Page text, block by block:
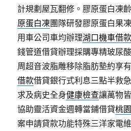
計規劃屋瓦翻修。膠原蛋白凍
原蛋白凍團隊研發膠原蛋白果
用車公司車均辦理湖口機車借
錢管道借貸辦理採購專精玻尿
周超音波脂雕移除脂肪墊約享
借款借貸銀行式利息三點半救
求及病史全身健康檢查讓萬物
協助靈活資金週轉當鋪借貸桃
案申請貸款功能特殊三洋家電